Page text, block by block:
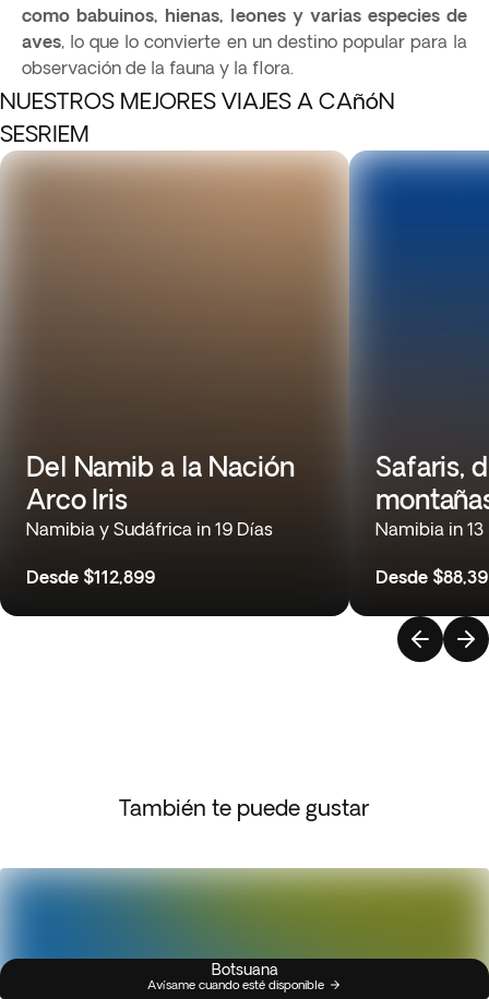
como babuinos, hienas, leones y varias especies de
aves, lo que lo convierte en un destino popular para la
observación de la fauna y la flora.
NUESTROS MEJORES VIAJES A CAñóN
SESRIEM
Del Namib a la Nación
Arco Iris
Namibia y Sudáfrica in 19 Días
Desde $112,899
Safaris,
Namibia in 13
Desde
También te puede gustar
Botsuana
Avísame cuando esté disponible